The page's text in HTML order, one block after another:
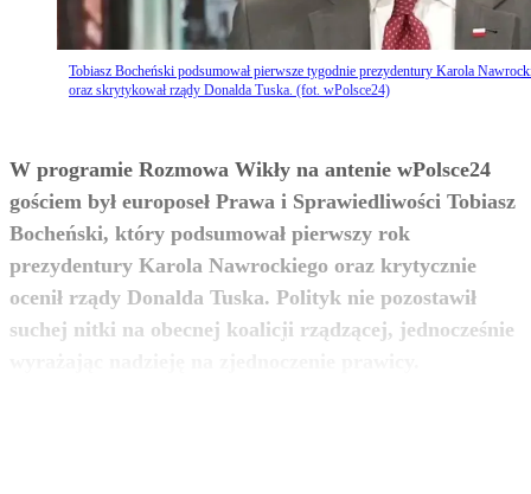
Tobiasz Bocheński podsumował pierwsze tygodnie prezydentury Karola
oraz skrytykował rządy Donalda Tuska. (fot. wPolsce24)
W programie Rozmowa Wikły na antenie wPolsce24
gościem był europoseł Prawa i Sprawiedliwości Tobiasz
Bocheński, który podsumował pierwszy rok
prezydentury Karola Nawrockiego oraz krytycznie
ocenił rządy Donalda Tuska. Polityk nie pozostawił
suchej nitki na obecnej koalicji rządzącej, jednocześnie
zobacz więcej